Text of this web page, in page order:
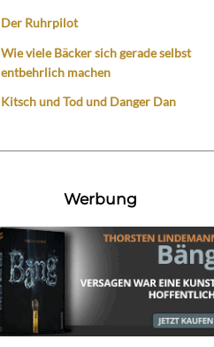
Der Ruhrpilot
Wie viele Bäcker sich gerade selbst
entbehrlich machen
Kitsch und Tod und Danger Dan
Werbung